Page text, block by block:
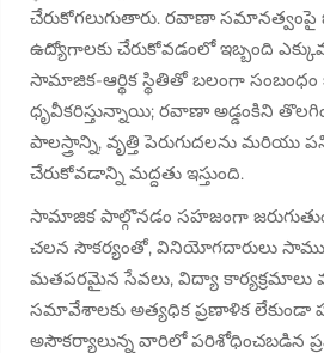
చేరుకోగలుగుతారు. రవాణా సమానత్వంపై
ఉద్యోగాలకు చేరుకోవడంలో ఇబ్బంది
సామాజిక-ఆర్థిక స్థితితో బలంగా సంబంధం
ధృవీకరిస్తున్నాయి; రవాణా అడ్డంకిని
పాలస్త్రాన్ని, వృత్తి పెరుగుదలను
చేరుకోవడాన్ని మద్దతు ఇస్తుంది.
సామాజిక పాల్గొనడం సహజంగా
చలన సౌకర్యంతో, వినియోగదారులు
మతపరమైన సేవలు, విద్యా కార్యక్రమాలు
సమావేశాలకు అత్యధిక ప్రణాళిక లేకుండా
అసౌకర్యాలున్న వారిలో పరిశోధించబడిన